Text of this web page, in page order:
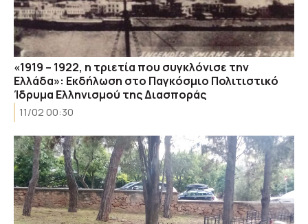
«1919 – 1922, η τριετία που συγκλόνισε την
Ελλάδα»: Εκδήλωση στο Παγκόσμιο Πολιτιστικό
Ίδρυμα Ελληνισμού της Διασποράς
11/02 00:30